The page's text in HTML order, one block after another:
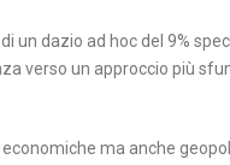
un dazio ad hoc del 9%
verso un approccio più
ma anche